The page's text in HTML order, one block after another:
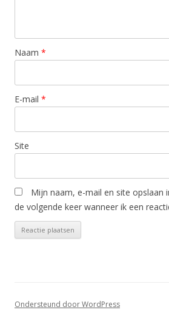
Naam *
E-mail *
Site
Mijn naam, e-mail en site opslaan
de volgende keer wanneer ik een
Ondersteund door WordPress